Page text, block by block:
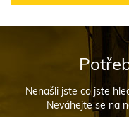
Nenašli jste co jste
Neváhejte se na